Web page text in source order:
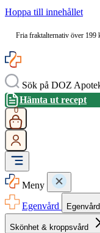
Hoppa till innehållet
Fria fraktalternativ över
Sök på DOZ
Hämta ut recept
0
Meny
Egenvård
Egenvård
Skönhet & kroppsvård